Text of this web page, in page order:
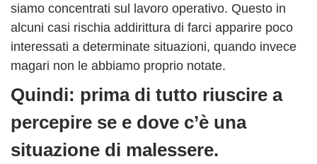
siamo concentrati sul lavoro operativo. Questo in
alcuni casi rischia addirittura di farci apparire poco
interessati a determinate situazioni, quando invece
magari non le abbiamo proprio notate.
Quindi: prima di tutto riuscire a
percepire se e dove c’è una
situazione di malessere.